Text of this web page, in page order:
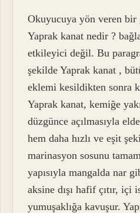
Okuyucuya yön veren
Yaprak kanat nedir ?
etkileyici değil. Bu
şekilde Yaprak kanat ,
eklemi kesildikten sonra
Yaprak kanat, kemiğe
düzgünce açılmasıyla
hem daha hızlı ve eşit
marinasyon sosunu
yapısıyla mangalda nar
aksine dışı hafif çıtır, içi
yumuşaklığa kavuşur.